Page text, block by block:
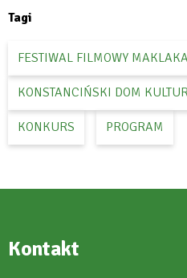
Tagi
FESTIWAL FILMOWY
KONSTANCIŃSKI DOM
KONKURS PROGRAM
Kontakt